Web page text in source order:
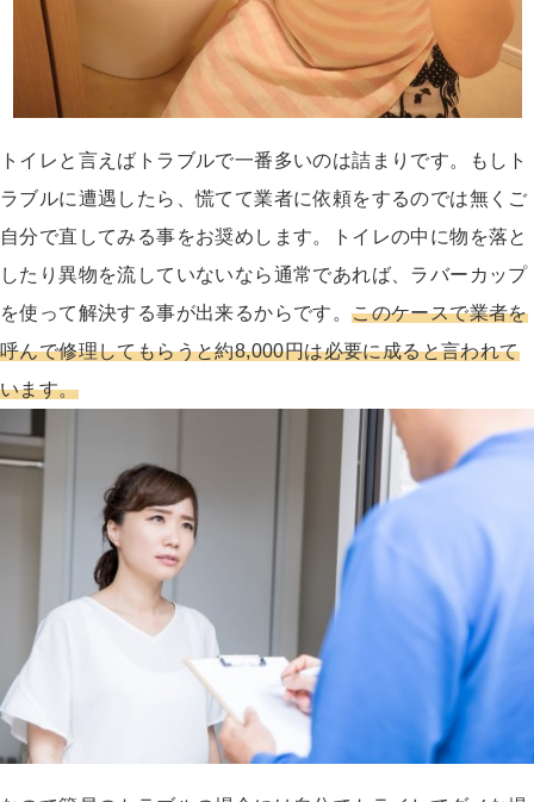
トイレと言えばトラブルで一番多いのは詰まりです。もしト
ラブルに遭遇したら、慌てて業者に依頼をするのでは無くご
自分で直してみる事をお奨めします。トイレの中に物を落と
したり異物を流していないなら通常であれば、ラバーカップ
を使って解決する事が出来るからです。このケースで業者を
呼んで修理してもらうと約8,000円は必要に成ると言われて
います。